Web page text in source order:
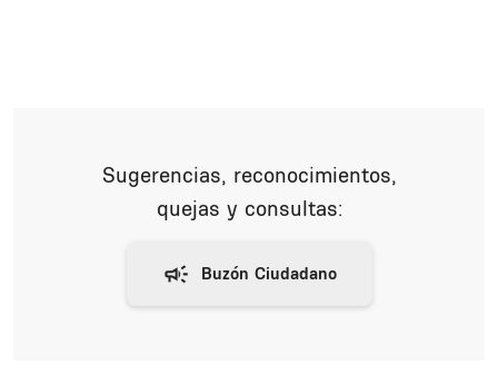
Sugerencias, reconocimientos,
quejas y consultas: